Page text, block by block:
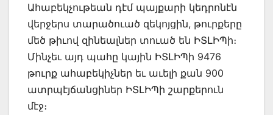
Ահաբեկչութեան դէմ պայքարի կեդրոնէն
վերջերս տարածուած զեկոյցին, թուրքերը
մեծ թիւով զինեալներ տուած են ԻՏԼԻՊի։
Մինչեւ այդ պահը կային ԻՏԼԻՊի 9476
թուրք ահաբեկիչներ եւ աւելի քան 900
ատրպէյճանցիներ ԻՏԼԻՊի շարքերուն
մէջ։